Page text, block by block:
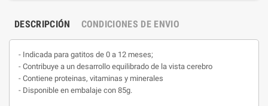
DESCRIPCIÓN CONDICIONES DE ENVIO
- Indicada para gatitos de 0 a 12 meses;
- Contribuye a un desarrollo equilibrado de la vista cerebro
- Contiene proteinas, vitaminas y minerales
- Disponible en embalaje con 85g.